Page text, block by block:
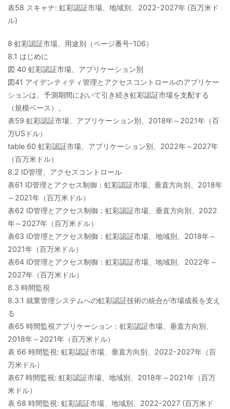
表58 スキャナ: 虹彩認証市場、地域別、2022-2027年 (百万米ド
ル)
8 虹彩認証市場、用途別（ページ番号-106）
8.1 はじめに
図 40 虹彩認証市場、アプリケーション別
図41 アイデンティティ管理とアクセスコントロールのアプリケー
ションは、予測期間において引き続き虹彩認証市場を支配する
（規模ベース）。
表59 虹彩認証市場、アプリケーション別、2018年～2021年（百
万USドル）
table 60 虹彩認証市場、アプリケーション別、2022年～2027年
（百万米ドル）
8.2 ID管理、アクセスコントロール
表61 ID管理とアクセス制御：虹彩認証市場、垂直方向別、2018年
～2021年（百万米ドル）
表62 ID管理とアクセス制御：虹彩認証市場、垂直方向別、2022
年～2027年（百万米ドル）
表63 ID管理とアクセス制御：虹彩認証市場、地域別、2018年～
2021年（百万米ドル）
表64 ID管理とアクセス制御：虹彩認証市場、地域別、2022年～
2027年（百万米ドル）
8.3 時間監視
8.3.1 就業管理システムへの虹彩認証技術の統合が市場成長を支え
る
表65 時間監視アプリケーション：虹彩認証市場、垂直方向別、
2018年～2021年（百万米ドル）
表 66 時間監視: 虹彩認証市場、垂直方向別、2022-2027年（百
万米ドル）
表67 時間監視: 虹彩認証市場、地域別、2018年～2021年（百万
米ドル）
表 68 時間監視: 虹彩認証市場、地域別、2022-2027 (百万米ド